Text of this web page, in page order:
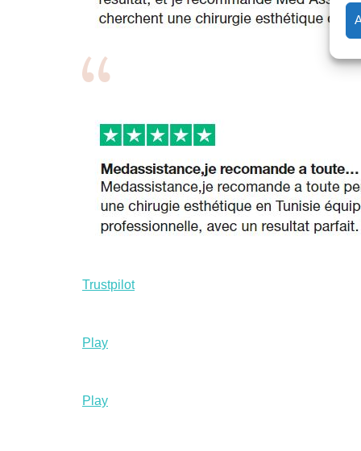
Trustpilot
Play
Play